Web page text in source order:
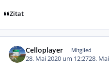
Zitat
Celloplayer Mitglied
28. Mai 2020 um 12:2728.